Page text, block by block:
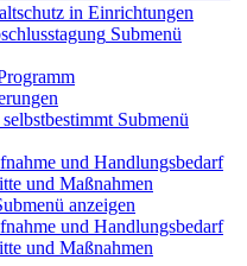
in Einrichtungen
Submenü
Submenü
und Handlungsbedarf
und Maßnahmen
anzeigen
und Handlungsbedarf
und Maßnahmen